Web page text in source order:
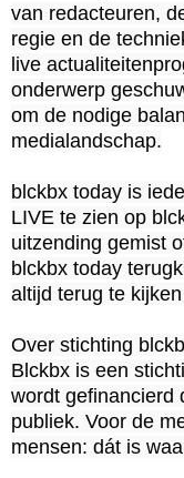
van redacteuren,
regie en de
live
onderwerp
om de nodige
medialandschap.
blckbx today is
LIVE te zien op
uitzending gemist
blckbx today
altijd terug te
Over stichting
Blckbx is een
wordt gefinancierd
publiek. Voor de
mensen: dát is